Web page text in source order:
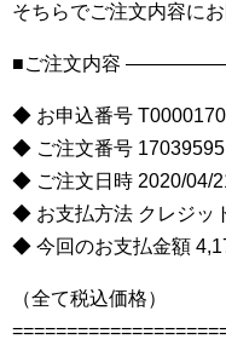
そちらでご注文内容に
■ご注文内容
◆ お申込番号
◆ ご注文番号 17039595
◆ ご注文日時 2020/04/
◆ お支払方法 クレジッ
◆ 今回のお支払金額
（全て税込価格）